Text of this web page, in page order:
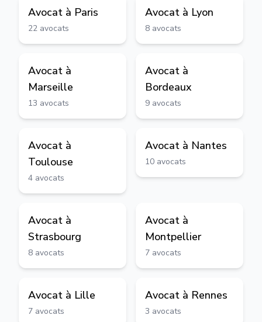
Avocat à Paris
22 avocats
Avocat à Lyon
8 avocats
Avocat à
Marseille
13 avocats
Avocat à
Bordeaux
9 avocats
Avocat à
Toulouse
4 avocats
Avocat à Nantes
10 avocats
Avocat à
Strasbourg
8 avocats
Avocat à
Montpellier
7 avocats
Avocat à Lille
7 avocats
Avocat à Rennes
3 avocats